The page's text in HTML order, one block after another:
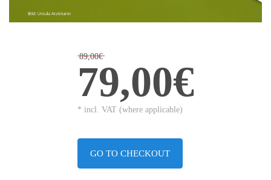
89,00€
79,00€
* incl. VAT (where applicable)
GO TO CHECKOUT